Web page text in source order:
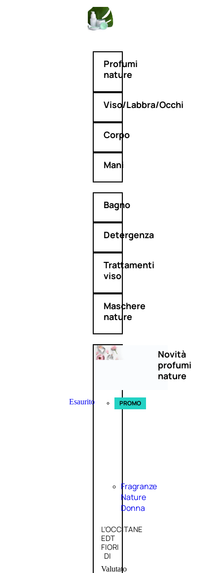
Profumi
nature
Viso/Labbra/Occhi
Corpo
Mani
Bagno
Detergenza
Trattamenti
viso
Maschere
nature
Novità
profumi
nature
Esaurito PROMO
Fragranze
Nature
Donna
L’OCCITANE
EDT
FIORI
DI
Valutato